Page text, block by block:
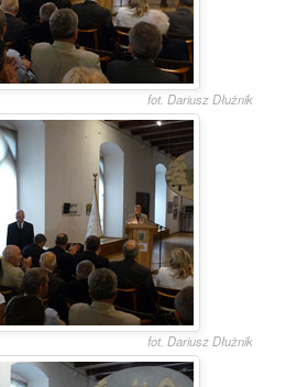
fot. Dariusz Dłużnik
fot. Dariusz Dłużnik